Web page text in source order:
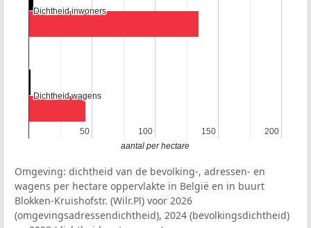
50
50 100
100 150
150 200
200
Dichtheid inwoners
Dichtheid inwoners
Dichtheid wagens
Dichtheid wagens
aantal per hectare
Omgeving: dichtheid van de bevolking-, adressen- en
wagens per hectare oppervlakte in België en in buurt
Blokken-Kruishofstr. (Wilr.Pl) voor 2026
(omgevingsadressendichtheid), 2024 (bevolkingsdichtheid)